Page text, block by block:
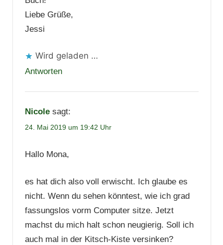
Liebe Grüße,
Jessi
Wird geladen …
Antworten
Nicole sagt:
24. Mai 2019 um 19:42 Uhr
Hallo Mona,
es hat dich also voll erwischt. Ich glaube es
nicht. Wenn du sehen könntest, wie ich grad
fassungslos vorm Computer sitze. Jetzt
machst du mich halt schon neugierig. Soll ich
auch mal in der Kitsch-Kiste versinken?